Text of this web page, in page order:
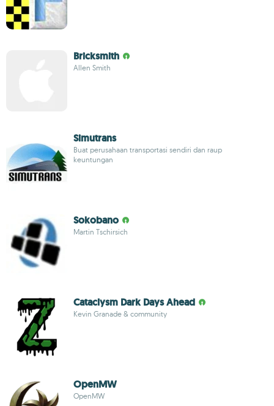
Bricksmith
Allen Smith
Simutrans
Buat perusahaan transportasi sendiri dan raup
keuntungan
Sokobano
Martin Tschirsich
Cataclysm Dark Days Ahead
Kevin Granade & community
OpenMW
OpenMW